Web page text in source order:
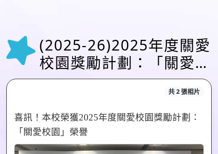
(2025-26)2025年度關愛
校園獎勵計劃：「關愛校
園」榮譽(5月9日)
共 2 張相片
喜訊！本校榮獲2025年度關愛校園獎勵計劃：
「關愛校園」榮譽